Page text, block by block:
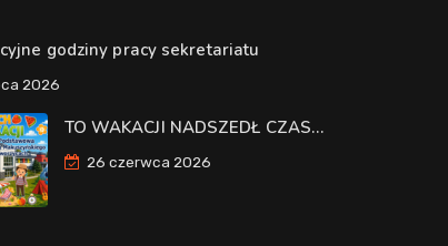
godziny pracy sekretariatu
2026
TO WAKACJI NADSZEDŁ CZAS…
26 czerwca 2026